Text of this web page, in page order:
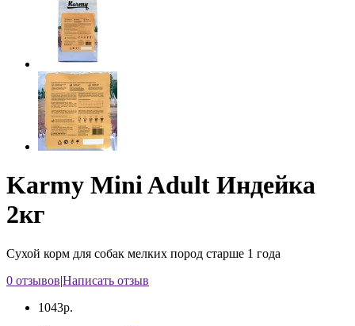
Karmy Mini Adult Индейка
2кг
Сухой корм для собак мелких пород старше 1 года
0 отзывов|Написать отзыв
1043р.